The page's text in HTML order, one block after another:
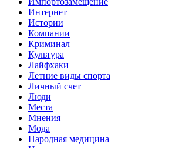
Интернет
Истории
Компании
Криминал
Культура
Лайфхаки
Летние виды спорта
Личный счет
Люди
Места
Мнения
Мода
Народная медицина